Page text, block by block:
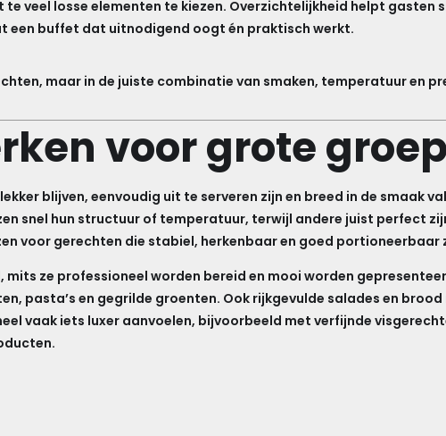
veel losse elementen te kiezen. Overzichtelijkheid helpt gasten
een buffet dat uitnodigend oogt én praktisch werkt.
maar in de juiste combinatie van smaken, temperatuur en
voor grote
blijven, eenvoudig uit te serveren zijn en breed in de smaak
snel hun structuur of temperatuur, terwijl andere juist perfect
voor gerechten die stabiel, herkenbaar en goed portioneerbaar
ze professioneel worden bereid en mooi worden
pasta’s en gegrilde groenten. Ook rijkgevulde salades en brood
vaak iets luxer aanvoelen, bijvoorbeeld met verfijnde